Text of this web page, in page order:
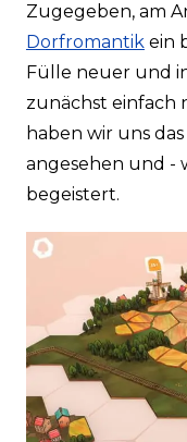
Zugegeben, am
Dorfromantikein
Fülle neuer und
zunächst einfach
haben wir uns
angesehen und -
begeistert.